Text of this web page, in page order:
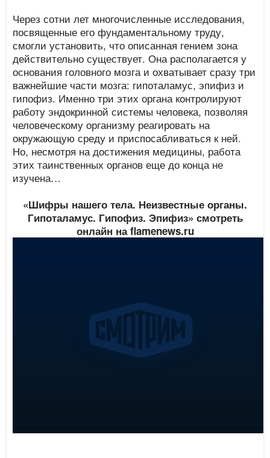
Через сотни лет многочисленные исследования,
посвященные его фундаментальному труду,
смогли установить, что описанная гением зона
действительно существует. Она располагается у
основания головного мозга и охватывает сразу три
важнейшие части мозга: гипоталамус, эпифиз и
гипофиз. Именно три этих органа контролируют
работу эндокринной системы человека, позволяя
человеческому организму реагировать на
окружающую среду и приспосабливаться к ней.
Но, несмотря на достижения медицины, работа
этих таинственных органов еще до конца не
изучена…
«Шифры нашего тела. Неизвестные органы.
Гипоталамус. Гипофиз. Эпифиз» смотреть
онлайн на flamenews.ru